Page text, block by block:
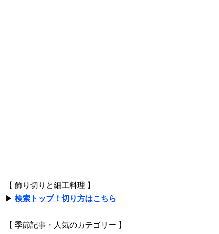
【 飾り切りと細工料理 】
▶ 検索トップ！切り方はこちら
【 季節記事・人気のカテゴリー 】